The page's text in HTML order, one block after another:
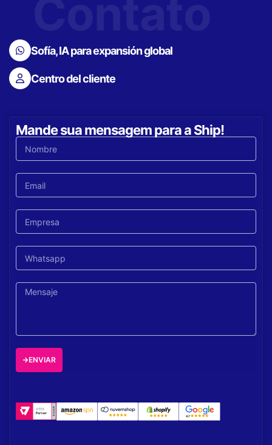
Sofía, IA para expansión global
Centro del cliente
Mande sua mensagem para a Ship!
ENVIAR